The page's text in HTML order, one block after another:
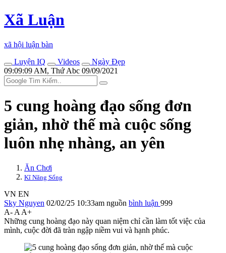
Xã Luận
xã hội luận bàn
Luyện IQ
Videos
Ngày Đẹp
09:09:09 AM, Thứ Abc 09/09/2021
5 cung hoàng đạo sống đơn
giản, nhờ thế mà cuộc sống
luôn nhẹ nhàng, an yên
Ăn Chơi
Kĩ Năng Sống
VN EN
Sky Nguyen 02/02/25 10:33am nguồn bình luận 999
A- A A+
Những cung hoàng đạo này quan niệm chỉ cần làm tốt việc của
mình, cuộc đời đã tràn ngập niềm vui và hạnh phúc.